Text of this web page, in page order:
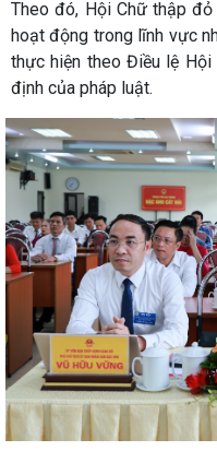
Theo đó, Hội Chữ thập
hoạt động trong lĩnh vực
thực hiện theo Điều lệ
định của pháp luật.